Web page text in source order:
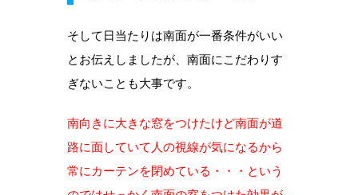
そして日当たりは南面が一番条件がいい
とお伝えしましたが、南面にこだわりす
ぎないことも大事です。
南向きに大きな窓をつけたけど南面が道
路に面していて人の視線が気になるから
常にカーテンを閉めている・・・という